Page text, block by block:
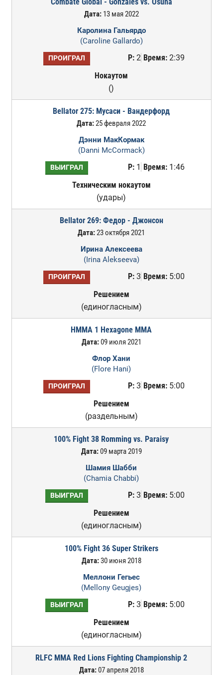
Дата:13 мая 2022
Каролина Гальярдо
(Caroline Gallardo)
ПРОИГРАЛ Р:2 Время:2:39
Нокаутом
()
Bellator 275: Мусаси - Вандерфорд
Дата:25 февраля 2022
Дэнни МакКормак
(Danni McCormack)
ВЫИГРАЛ Р:1 Время:1:46
Техническим нокаутом
(удары)
Bellator 269: Федор - Джонсон
Дата:23 октября 2021
Ирина Алексеева
(Irina Alekseeva)
ПРОИГРАЛ Р:3 Время:5:00
Решением
(единогласным)
HMMA 1 Hexagone MMA
Дата:09 июля 2021
Флор Хани
(Flore Hani)
ПРОИГРАЛ Р:3 Время:5:00
Решением
(раздельным)
100% Fight 38 Romming vs. Paraisy
Дата:09 марта 2019
Шамия Шабби
(Chamia Chabbi)
ВЫИГРАЛ Р:3 Время:5:00
Решением
(единогласным)
100% Fight 36 Super Strikers
Дата:30 июня 2018
Меллони Гегьес
(Mellony Geugjes)
ВЫИГРАЛ Р:3 Время:5:00
Решением
(единогласным)
RLFC MMA Red Lions Fighting Championship 2
Дата:07 апреля 2018